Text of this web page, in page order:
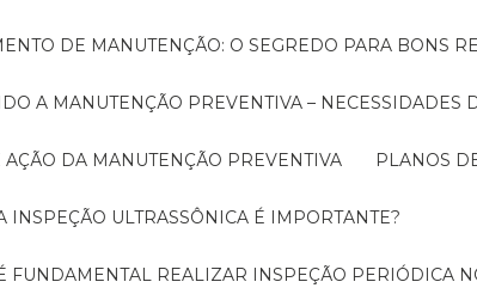
DE MANUTENÇÃO: O SEGREDO PARA BONS
A MANUTENÇÃO PREVENTIVA – NECESSIDADES
AÇÃO DA MANUTENÇÃO PREVENTIVA PLANOS
A INSPEÇÃO ULTRASSÔNICA É IMPORTANTE?
É FUNDAMENTAL REALIZAR INSPEÇÃO PERIÓDICA